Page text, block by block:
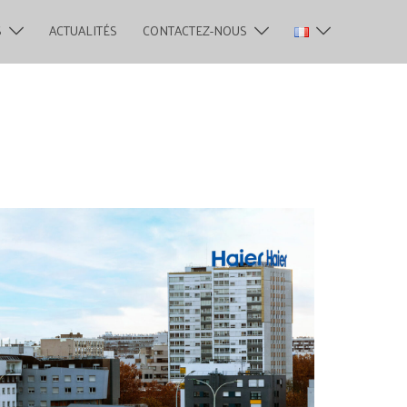
ACTUALITÉS CONTACTEZ-NOUS